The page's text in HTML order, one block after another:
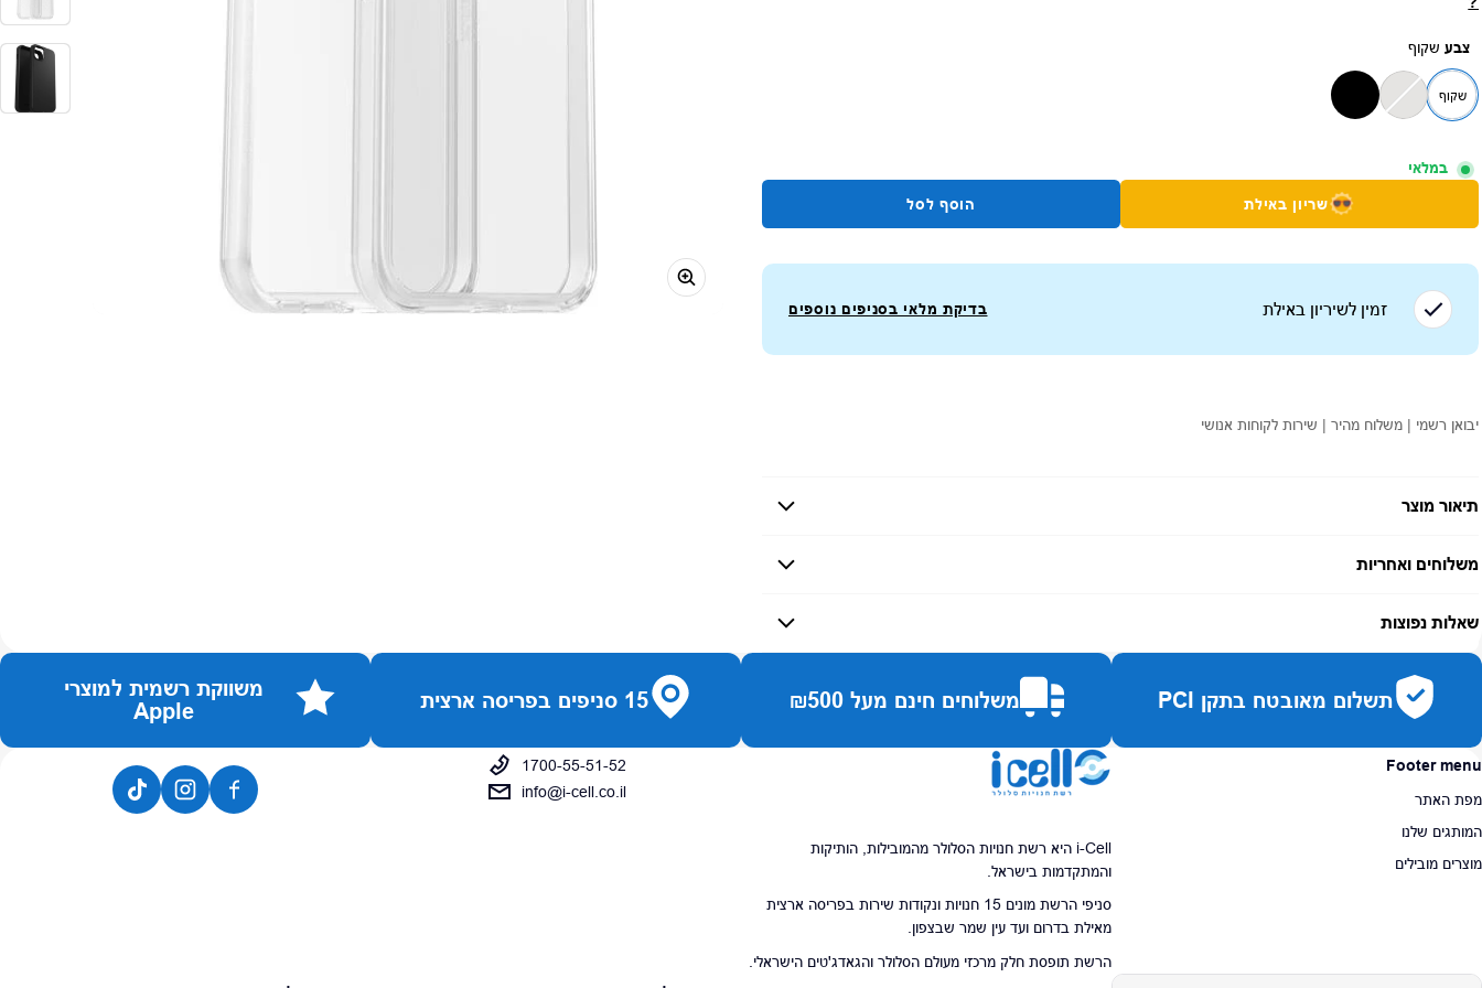
צבע שקוף
שקוף
במלאי
שריון באילת הוסף לסל
זמין לשיריון באילת בדיקת מלאי בסניפים נוספים
יבואן רשמי | משלוח מהיר | שירות לקוחות אנושי
תיאור מוצר
משלוחים ואחריות
זמן אספקה: עד 7 ימי עסקים
שאלות נפוצות
כמה זמן משלוח?
האם ניתן לחלק תשלומים?כן, עד 10 תשלומים ללא ריבית.
תשלום מאובטח בתקן PCI משלוחים חינם מעל ₪500 15 סניפים בפריסה ארצית
משווקת רשמית למוצרי
Apple
Footer menu
מפת האתר
המותגים שלנו
מוצרים מובילים
i-Cell היא רשת חנויות הסלולר מהמובילות, הותיקות
והמתקדמות בישראל.
סניפי הרשת מונים 15 חנויות ונקודות שירות בפריסה ארצית
מאילת בדרום ועד עין שמר שבצפון.
הרשת תופסת חלק מרכזי מעולם הסלולר והגאדג'טים הישראלי.
1700-55-51-52
info@i-cell.co.il